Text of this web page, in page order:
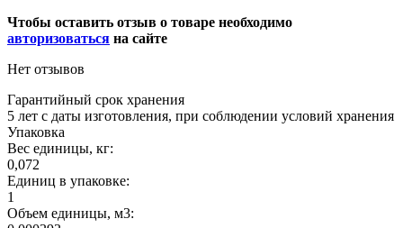
Чтобы оставить отзыв о товаре необходимо
авторизоваться на сайте
Нет отзывов
Гарантийный срок хранения
5 лет с даты изготовления, при соблюдении условий хранения
Упаковка
Вес единицы, кг:
0,072
Единиц в упаковке:
1
Объем единицы, м3: